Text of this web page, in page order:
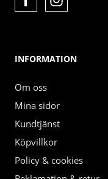
INFORMATION
Om oss
Mina sidor
Kundtjänst
Köpvillkor
Policy & cookies